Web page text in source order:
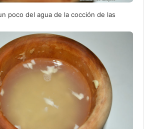
poco del agua de la cocción de las